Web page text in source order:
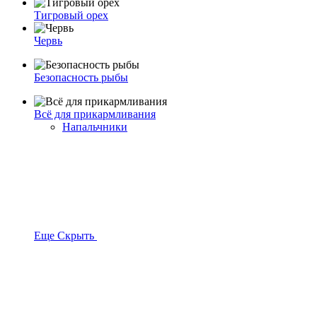
Тигровый орех
Червь
Безопасность рыбы
Всё для прикармливания
Напальчники
Еще Скрыть